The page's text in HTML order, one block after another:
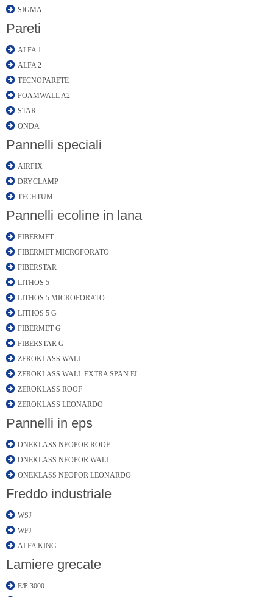
SIGMA
Pareti
ALFA 1
ALFA 2
TECNOPARETE
FOAMWALL A2
STAR
ONDA
Pannelli speciali
AIRFIX
DRYCLAMP
TECHTUM
Pannelli ecoline in lana
FIBERMET
FIBERMET MICROFORATO
FIBERSTAR
LITHOS 5
LITHOS 5 MICROFORATO
LITHOS 5 G
FIBERMET G
FIBERSTAR G
ZEROKLASS WALL
ZEROKLASS WALL EXTRA SPAN EI
ZEROKLASS ROOF
ZEROKLASS LEONARDO
Pannelli in eps
ONEKLASS NEOPOR ROOF
ONEKLASS NEOPOR WALL
ONEKLASS NEOPOR LEONARDO
Freddo industriale
WSJ
WFJ
ALFA KING
Lamiere grecate
E/P 3000